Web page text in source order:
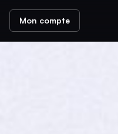
Mon compte